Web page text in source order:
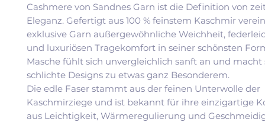
Cashmere von Sandnes Garn ist die Definition von
Eleganz. Gefertigt aus 100 % feinstem Kaschmir
exklusive Garn außergewöhnliche Weichheit,
und luxuriösen Tragekomfort in seiner schönsten
Masche fühlt sich unvergleichlich sanft an und macht
schlichte Designs zu etwas ganz Besonderem.
Die edle Faser stammt aus der feinen Unterwolle der
Kaschmirziege und ist bekannt für ihre einzigartige
aus Leichtigkeit, Wärmeregulierung und